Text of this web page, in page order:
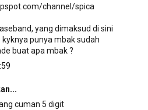
channel/spica
yang dimaksud di sini
punya mbak sudah
buat apa mbak ?
cuman 5 digit